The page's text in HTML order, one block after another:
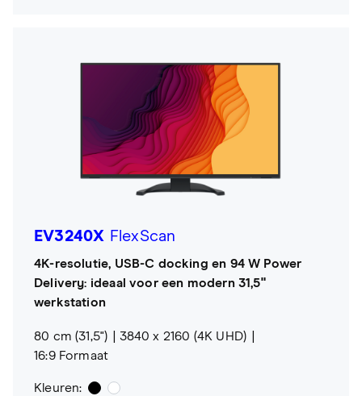
EV3240X FlexScan
4K-resolutie, USB-C docking en 94 W Power
Delivery: ideaal voor een modern 31,5"
werkstation
80 cm (31,5")
3840 x 2160 (4K UHD)
16:9 Formaat
Kleuren: